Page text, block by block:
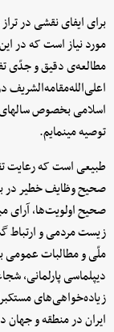
برای ایفای نقشی در
مورد نیاز است که در
مطالعه‌ی دقیق و جدّی
اعلی‌الله‌مقامه‌الشریف
اسلامی بخصوص
توصیه مینمایم.
طبیعی است که رعایت
صحیح وظایف خطیر در
صحیح اولویت‌ها، آرای
زیست‌ مردمی و ارتباط
ملّی و مطالبات عمومی
دیپلماسی پارلمانی،
زیاده‌خواهی‌های
ایران در منطقه و جهان